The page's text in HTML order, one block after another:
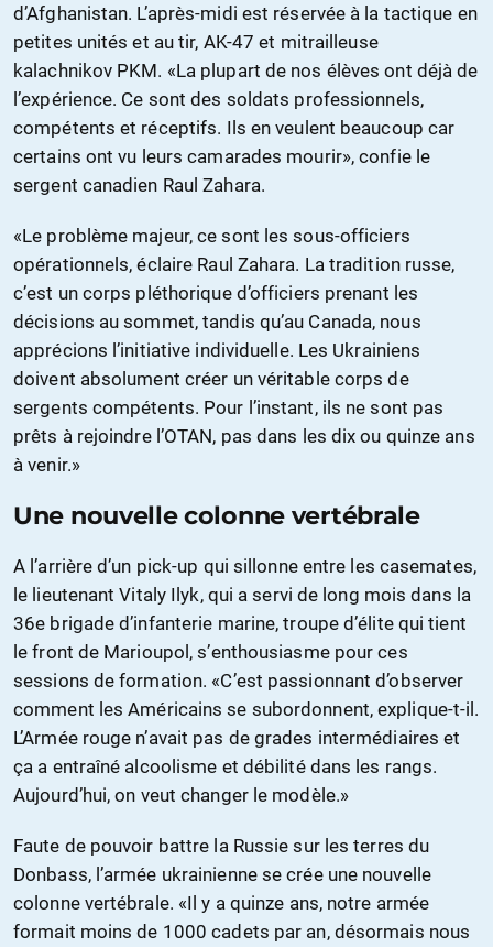
d’Afghanistan. L’après-midi est réservée à la tactique en
petites unités et au tir, AK-47 et mitrailleuse
kalachnikov PKM. «La plupart de nos élèves ont déjà de
l’expérience. Ce sont des soldats professionnels,
compétents et réceptifs. Ils en veulent beaucoup car
certains ont vu leurs camarades mourir», confie le
sergent canadien Raul Zahara.
«Le problème majeur, ce sont les sous-officiers
opérationnels, éclaire Raul Zahara. La tradition russe,
c’est un corps pléthorique d’officiers prenant les
décisions au sommet, tandis qu’au Canada, nous
apprécions l’initiative individuelle. Les Ukrainiens
doivent absolument créer un véritable corps de
sergents compétents. Pour l’instant, ils ne sont pas
prêts à rejoindre l’OTAN, pas dans les dix ou quinze ans
à venir.»
Une nouvelle colonne vertébrale
A l’arrière d’un pick-up qui sillonne entre les casemates,
le lieutenant Vitaly Ilyk, qui a servi de long mois dans la
36e brigade d’infanterie marine, troupe d’élite qui tient
le front de Marioupol, s’enthousiasme pour ces
sessions de formation. «C’est passionnant d’observer
comment les Américains se subordonnent, explique-t-il.
L’Armée rouge n’avait pas de grades intermédiaires et
ça a entraîné alcoolisme et débilité dans les rangs.
Aujourd’hui, on veut changer le modèle.»
Faute de pouvoir battre la Russie sur les terres du
Donbass, l’armée ukrainienne se crée une nouvelle
colonne vertébrale. «Il y a quinze ans, notre armée
formait moins de 1000 cadets par an, désormais nous